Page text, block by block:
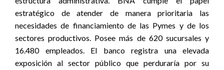
estratégico de atender de manera prioritaria las
necesidades de financiamiento de las Pymes y de los
sectores productivos. Posee más de 620 sucursales y
16.480 empleados. El banco registra una elevada
exposición al sector público que perduraría por su